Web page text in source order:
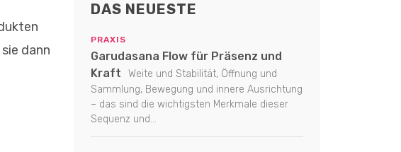
dann
DAS NEUESTE
PRAXIS
Garudasana Flow für Präsenz und
Kraft
Weite und Stabilität, Öffnung und
Sammlung, Bewegung und innere Ausrichtung
– das sind die wichtigsten Merkmale dieser
Sequenz und...